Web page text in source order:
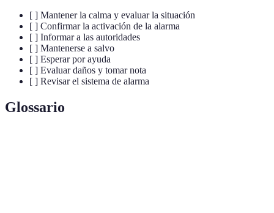
[ ] Mantener la calma y evaluar la situación
[ ] Confirmar la activación de la alarma
[ ] Informar a las autoridades
[ ] Mantenerse a salvo
[ ] Esperar por ayuda
[ ] Evaluar daños y tomar nota
[ ] Revisar el sistema de alarma
Glossario